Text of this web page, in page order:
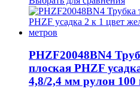
PHZF20048BN4
плоская PHZF
4,8/2,4 мм рулон 100